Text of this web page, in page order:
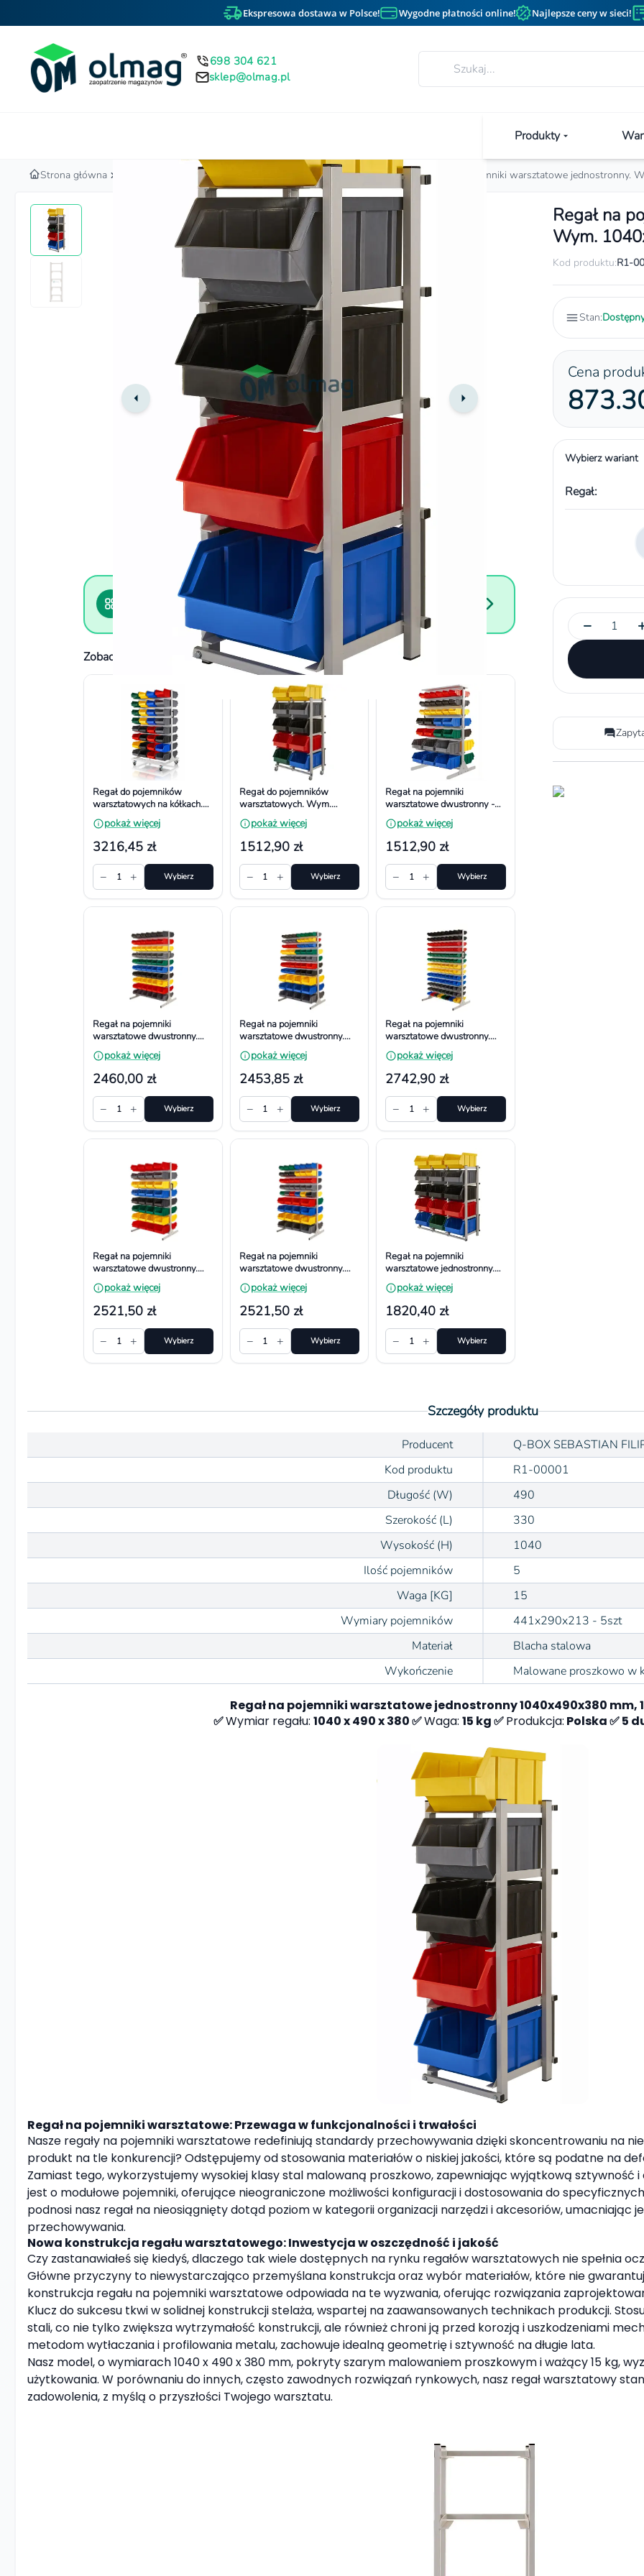
Ekspresowa dostawa w Polsce! Wygodne płatności online! Najlepsze ceny w sieci!
698 304 621
sklep@olmag.pl
Produkty
Home
Strona główna Regały magazynowe i stojaki warsztatowe Stojaki warsztatowe Regał na pojemniki warsztatowe jednostronny.
Zobacz inne w kategorii
Regały magazynowe i stojaki warsztatowe
Zobacz również
Regał do pojemników
warsztatowych na kółkach.
Wym. 1740x940x700 mm,
64 pojemniki
pokaż więcej
3216,45 zł
− 1 + Wybierz
Regał do pojemników
warsztatowych. Wym.
1100x660x380 mm, 10
pojemników
pokaż więcej
1512,90 zł
− 1 + Wybierz
Regał na pojemniki
warsztatowe dwustronny -
Uniwersalny. Wymiar
1200x690x670 mm
pokaż więcej
1512,90 zł
− 1 + Wybierz
Regał na pojemniki
warsztatowe dwustronny.
Wym. 1610x940x650 mm,
120 dużych pojemników
pokaż więcej
2460,00 zł
− 1 + Wybierz
Regał na pojemniki
warsztatowe dwustronny.
Wym. 1610x940x650 mm,
120 pojemników
pokaż więcej
2453,85 zł
− 1 + Wybierz
Regał na pojemniki
warsztatowe dwustronny.
Wym. 1610x940x650 mm,
208 pojemników
pokaż więcej
2742,90 zł
− 1 + Wybierz
Regał na pojemniki
warsztatowe dwustronny.
Wym. 1610x940x650 mm,
64 pojemniki
pokaż więcej
2521,50 zł
− 1 + Wybierz
Regał na pojemniki
warsztatowe dwustronny.
Wym. 1610x940x650 mm,
92 pojemniki
pokaż więcej
2521,50 zł
− 1 + Wybierz
Regał na pojemniki
warsztatowe jednostronny.
Wym. 1040x940x380 mm
pokaż więcej
1820,40 zł
− 1 + Wybierz
Regał na
Wym.
Kod produktu:R1-
Stan:
Cena
Wybierz wariant
Regał:
−
Szczegóły produktu
Producent
Q-BOX SEBASTIAN
Kod produktu
R1-00001
Długość (W)
490
Szerokość (L)
330
Wysokość (H)
1040
Ilość pojemników
5
Waga [KG]
15
Wymiary pojemników
441x290x213 - 5szt
Materiał
Blacha stalowa
Wykończenie
Malowane proszkowo w
Regał na pojemniki warsztatowe jednostronny 1040x490x380 mm,
✅Wymiar regału: 1040 x 490 x 380 ✅Waga: 15 kg ✅Produkcja: Polska ✅ 5
Regał na pojemniki warsztatowe: Przewaga w funkcjonalności i trwałości
Nasze regały na pojemniki warsztatowe redefiniują standardy przechowywania dzięki skoncentrowaniu na
produkt na tle konkurencji? Odstępujemy od stosowania materiałów o niskiej jakości, które są podatne na
Zamiast tego, wykorzystujemy wysokiej klasy stal malowaną proszkowo, zapewniając wyjątkową sztywność i
jest o modułowe pojemniki, oferujące nieograniczone możliwości konfiguracji i dostosowania do
podnosi nasz regał na nieosiągnięty dotąd poziom w kategorii organizacji narzędzi i akcesoriów, umacniając
przechowywania.
Nowa konstrukcja regału warsztatowego: Inwestycja w oszczędność i jakość
Czy zastanawiałeś się kiedyś, dlaczego tak wiele dostępnych na rynku regałów warsztatowych nie spełnia
Główne przyczyny to niewystarczająco przemyślana konstrukcja oraz wybór materiałów, które nie
konstrukcja regału na pojemniki warsztatowe odpowiada na te wyzwania, oferując rozwiązania
Klucz do sukcesu tkwi w solidnej konstrukcji stelaża, wspartej na zaawansowanych technikach produkcji.
stali, co nie tylko zwiększa wytrzymałość konstrukcji, ale również chroni ją przed korozją i uszkodzeniami
metodom wytłaczania i profilowania metalu, zachowuje idealną geometrię i sztywność na długie lata.
Nasz model, o wymiarach 1040 x 490 x 380 mm, pokryty szarym malowaniem proszkowym i ważący 15 kg,
użytkowania. W porównaniu do innych, często zawodnych rozwiązań rynkowych, nasz regał warsztatowy
zadowolenia, z myślą o przyszłości Twojego warsztatu.